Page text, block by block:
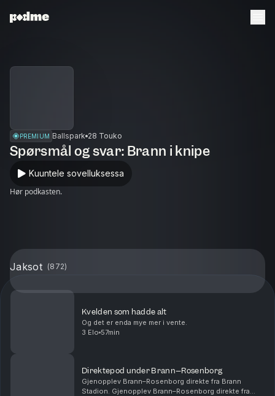
PREMIUM Ballspark 28 Touko
Spørsmål og svar: Brann i knipe
Kuuntele sovelluksessa
Hør podkasten.
Jaksot (872)
Kvelden som hadde alt
Og det er enda mye mer i vente.
3 Elo 57min
Direktepod under Brann–Rosenborg
Gjenopplev Brann–Rosenborg direkte fra Brann
Stadion. Gjenopplev Brann–Rosenborg direkte fra